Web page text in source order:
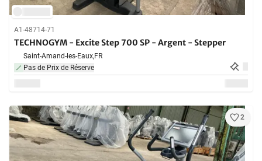
A1-48714-71
TECHNOGYM - Excite Step 700 SP - Argent - Stepper
Saint-Amand-les-Eaux,FR
Pas de Prix de Réserve
2